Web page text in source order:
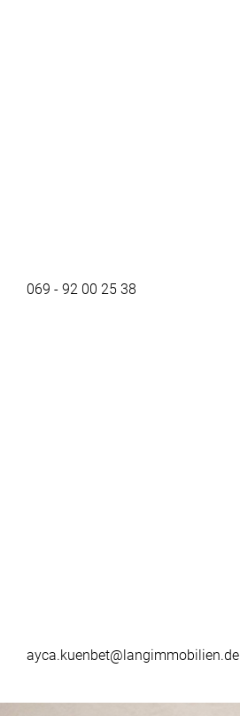
069 - 92 00 25 38
ayca.kuenbet@langimmobilien.de